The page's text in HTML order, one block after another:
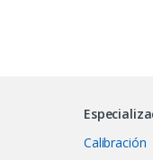
Calibración